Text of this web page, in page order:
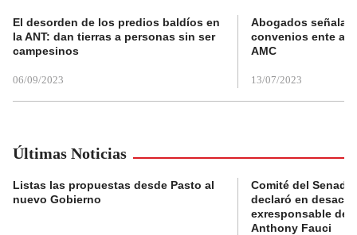
El desorden de los predios baldíos en
la ANT: dan tierras a personas sin ser
campesinos
06/09/2023
Abogados
convenios ente
AMC
13/07/2023
Últimas Noticias
Listas las propuestas desde Pasto al
nuevo Gobierno
Comité del Senado
declaró en
exresponsable de
Anthony Fauci